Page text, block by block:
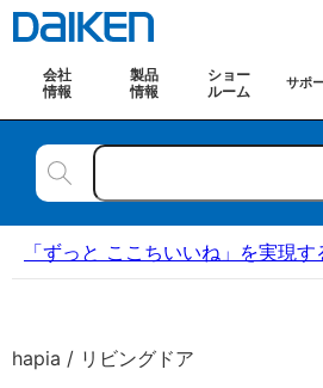
会社
情報
製品
情報
ショー
ルーム
サポ
「ずっと ここちいいね」を実現
hapia / リビングドア